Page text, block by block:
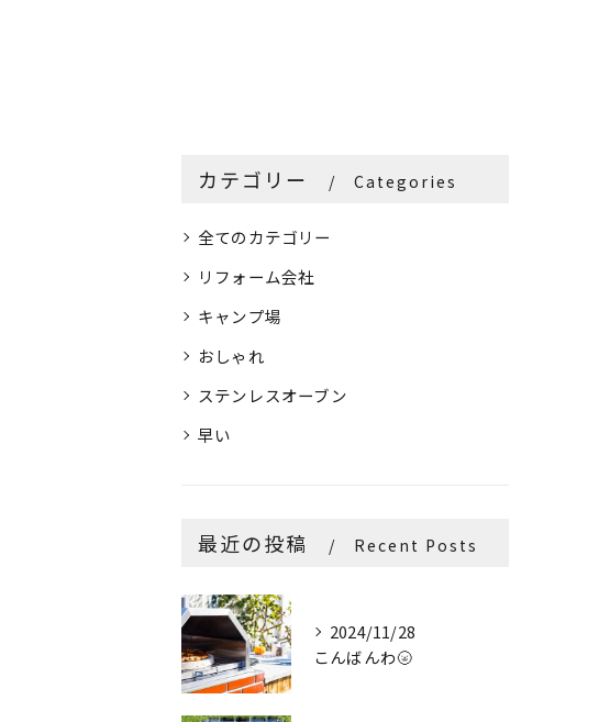
カテゴリー Categories
全てのカテゴリー
リフォーム会社
キャンプ場
おしゃれ
ステンレスオーブン
早い
最近の投稿 Recent Posts
2024/11/28
こんばんわ🌝